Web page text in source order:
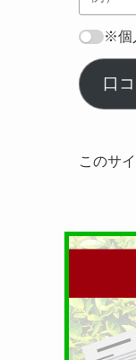
※個
口
このサ